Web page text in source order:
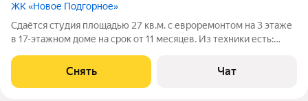
ЖК «Новое Подгорное»
Сдаётся студия площадью 27 кв.м. с евроремонтом на 3 этаже
в 17-этажном доме на срок от 11 месяцев. Из техники есть:
панельный, окна выходят на улицу. В подъезде 2 лифта - 1
грузовой и 1
Снять Чат